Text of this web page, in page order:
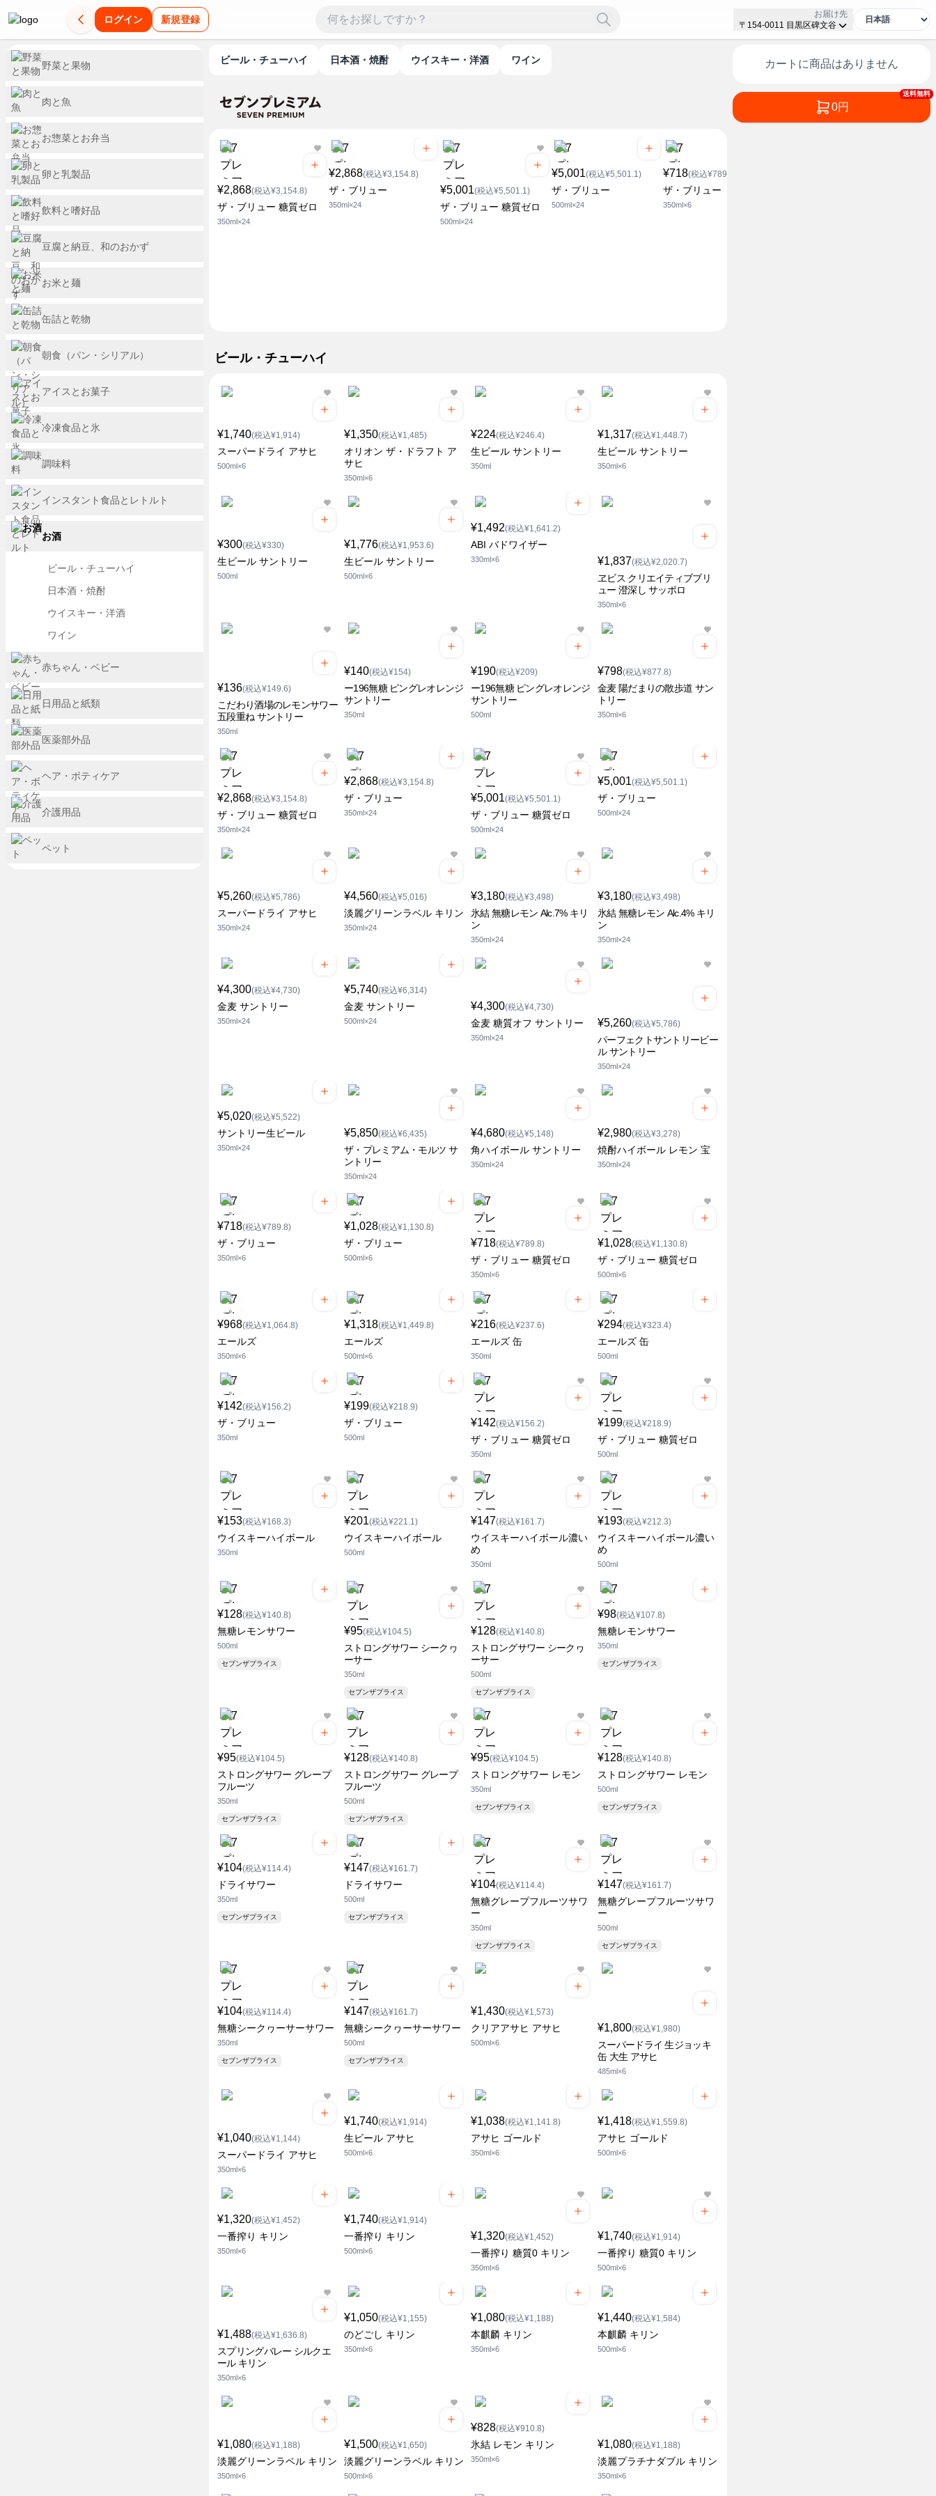
ログイン 新規登録
お届け先
〒154-0011 目黒区碑文谷
ビール・チューハイ 日本酒・焼酎 ウイスキー・洋酒 ワイン
¥2,868(税込¥3,154.8)
ザ・ブリュー 糖質ゼロ
350ml×24
¥2,868(税込¥3,154.8)
ザ・ブリュー
350ml×24
¥5,001(税込¥5,501.1)
ザ・ブリュー 糖質ゼロ
500ml×24
¥5,001(税込¥5,501.1)
ザ・ブリュー
500ml×24
¥718(税込¥789.8)
ザ・ブリュー
350ml×6
ビール・チューハイ
¥1,740(税込¥1,914)
スーパードライ アサヒ
500ml×6
¥1,350(税込¥1,485)
オリオン ザ・ドラフト ア
サヒ
350ml×6
¥224(税込¥246.4)
生ビール サントリー
350ml
¥1,317(税込¥1,448.7)
生ビール サントリー
350ml×6
¥300(税込¥330)
生ビール サントリー
500ml
¥1,776(税込¥1,953.6)
生ビール サントリー
500ml×6
¥1,492(税込¥1,641.2)
ABI バドワイザー
330ml×6 ¥1,837(税込¥2,020.7)
ヱビス クリエイティブブリ
ュー 澄深し サッポロ
350ml×6
¥136(税込¥149.6)
こだわり酒場のレモンサワー
五段重ね サントリー
350ml
¥140(税込¥154)
ー196無糖 ピングレオレンジ
サントリー
350ml
¥190(税込¥209)
ー196無糖 ピングレオレンジ
サントリー
500ml
¥798(税込¥877.8)
金麦 陽だまりの散歩道 サン
トリー
350ml×6
¥2,868(税込¥3,154.8)
ザ・ブリュー 糖質ゼロ
350ml×24
¥2,868(税込¥3,154.8)
ザ・ブリュー
350ml×24
¥5,001(税込¥5,501.1)
ザ・ブリュー 糖質ゼロ
500ml×24
¥5,001(税込¥5,501.1)
ザ・ブリュー
500ml×24
¥5,260(税込¥5,786)
スーパードライ アサヒ
350ml×24
¥4,560(税込¥5,016)
淡麗グリーンラベル キリン
350ml×24
¥3,180(税込¥3,498)
氷結 無糖レモン Alc.7% キリ
ン
350ml×24
¥3,180(税込¥3,498)
氷結 無糖レモン Alc.4% キリ
ン
350ml×24
¥4,300(税込¥4,730)
金麦 サントリー
350ml×24
¥5,740(税込¥6,314)
金麦 サントリー
500ml×24
¥4,300(税込¥4,730)
金麦 糖質オフ サントリー
350ml×24
¥5,260(税込¥5,786)
パーフェクトサントリービー
ル サントリー
350ml×24
¥5,020(税込¥5,522)
サントリー生ビール
350ml×24
¥5,850(税込¥6,435)
ザ・プレミアム・モルツ サ
ントリー
350ml×24
¥4,680(税込¥5,148)
角ハイボール サントリー
350ml×24
¥2,980(税込¥3,278)
焼酎ハイボール レモン 宝
350ml×24
¥718(税込¥789.8)
ザ・ブリュー
350ml×6
¥1,028(税込¥1,130.8)
ザ・ブリュー
500ml×6
¥718(税込¥789.8)
ザ・ブリュー 糖質ゼロ
350ml×6
¥1,028(税込¥1,130.8)
ザ・ブリュー 糖質ゼロ
500ml×6
¥968(税込¥1,064.8)
エールズ
350ml×6
¥1,318(税込¥1,449.8)
エールズ
500ml×6
¥216(税込¥237.6)
エールズ 缶
350ml
¥294(税込¥323.4)
エールズ 缶
500ml
¥142(税込¥156.2)
ザ・ブリュー
350ml
¥199(税込¥218.9)
ザ・ブリュー
500ml
¥142(税込¥156.2)
ザ・ブリュー 糖質ゼロ
350ml
¥199(税込¥218.9)
ザ・ブリュー 糖質ゼロ
500ml
¥153(税込¥168.3)
ウイスキーハイボール
350ml
¥201(税込¥221.1)
ウイスキーハイボール
500ml
¥147(税込¥161.7)
ウイスキーハイボール濃い
め
350ml
¥193(税込¥212.3)
ウイスキーハイボール濃い
め
500ml
¥128(税込¥140.8)
無糖レモンサワー
500ml
セブンザプライス
¥95(税込¥104.5)
ストロングサワー シークヮ
ーサー
350ml
セブンザプライス
¥128(税込¥140.8)
ストロングサワー シークヮ
ーサー
500ml
セブンザプライス
¥98(税込¥107.8)
無糖レモンサワー
350ml
セブンザプライス
¥95(税込¥104.5)
ストロングサワー グレープ
フルーツ
350ml
セブンザプライス
¥128(税込¥140.8)
ストロングサワー グレープ
フルーツ
500ml
セブンザプライス
¥95(税込¥104.5)
ストロングサワー レモン
350ml
セブンザプライス
¥128(税込¥140.8)
ストロングサワー レモン
500ml
セブンザプライス
¥104(税込¥114.4)
ドライサワー
350ml
セブンザプライス
¥147(税込¥161.7)
ドライサワー
500ml
セブンザプライス
¥104(税込¥114.4)
無糖グレープフルーツサワ
ー
350ml
セブンザプライス
¥147(税込¥161.7)
無糖グレープフルーツサワ
ー
500ml
セブンザプライス
¥104(税込¥114.4)
無糖シークヮーサーサワー
350ml
セブンザプライス
¥147(税込¥161.7)
無糖シークヮーサーサワー
500ml
セブンザプライス
¥1,430(税込¥1,573)
クリアアサヒ アサヒ
500ml×6
¥1,800(税込¥1,980)
スーパードライ 生ジョッキ
缶 大生 アサヒ
485ml×6
¥1,040(税込¥1,144)
スーパードライ アサヒ
350ml×6
¥1,740(税込¥1,914)
生ビール アサヒ
500ml×6
¥1,038(税込¥1,141.8)
アサヒ ゴールド
350ml×6
¥1,418(税込¥1,559.8)
アサヒ ゴールド
500ml×6
¥1,320(税込¥1,452)
一番搾り キリン
350ml×6
¥1,740(税込¥1,914)
一番搾り キリン
500ml×6
¥1,320(税込¥1,452)
一番搾り 糖質0 キリン
350ml×6
¥1,740(税込¥1,914)
一番搾り 糖質0 キリン
500ml×6
¥1,488(税込¥1,636.8)
スプリングバレー シルクエ
ール キリン
350ml×6
¥1,050(税込¥1,155)
のどごし キリン
350ml×6
¥1,080(税込¥1,188)
本麒麟 キリン
350ml×6
¥1,440(税込¥1,584)
本麒麟 キリン
500ml×6
¥1,080(税込¥1,188)
淡麗グリーンラベル キリン
350ml×6
¥1,500(税込¥1,650)
淡麗グリーンラベル キリン
500ml×6
¥828(税込¥910.8)
氷結 レモン キリン
350ml×6
¥1,080(税込¥1,188)
淡麗プラチナダブル キリン
350ml×6
カートに商品はありません
送料無料
0円
野菜と果物
肉と魚
お惣菜とお弁当
卵と乳製品
飲料と嗜好品
豆腐と納豆、和のおかず
お米と麺
缶詰と乾物
朝食（パン・シリアル）
アイスとお菓子
冷凍食品と氷
調味料
インスタント食品とレトルト
お酒
ビール・チューハイ
日本酒・焼酎
ウイスキー・洋酒
ワイン
赤ちゃん・ベビー
日用品と紙類
医薬部外品
ヘア・ボティケア
介護用品
ペット